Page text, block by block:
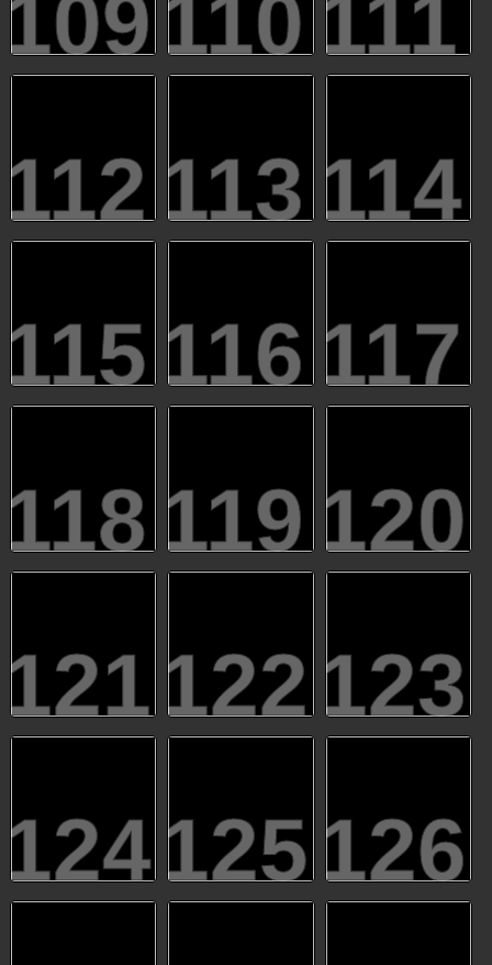
109 110 111
112 113 114
115 116 117
118 119 120
121122 123
124125 126